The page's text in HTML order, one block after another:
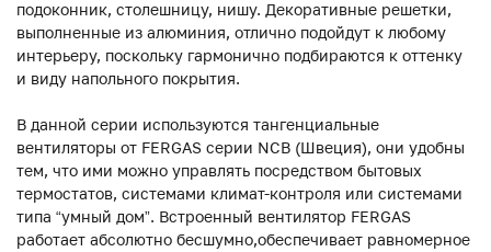
подоконник, столешницу, нишу. Декоративные решетки,
выполненные из алюминия, отлично подойдут к любому
интерьеру, поскольку гармонично подбираются к оттенку
и виду напольного покрытия.
В данной серии используются тангенциальные
вентиляторы от FERGAS серии NCB (Швеция), они удобны
тем, что ими можно управлять посредством бытовых
термостатов, системами климат-контроля или системами
типа “умный дом”. Встроенный вентилятор FERGAS
работает абсолютно бесшумно,обеспечивает равномерное